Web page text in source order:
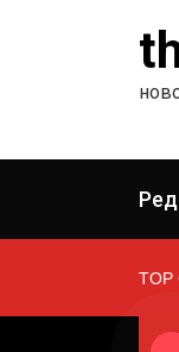
TOP
24.06.2019